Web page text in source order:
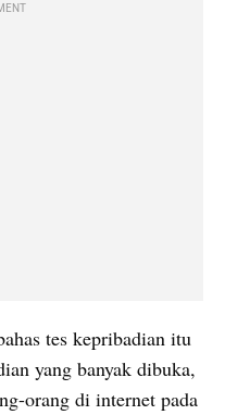
tes kepribadian itu
yang banyak dibuka,
orang di internet pada